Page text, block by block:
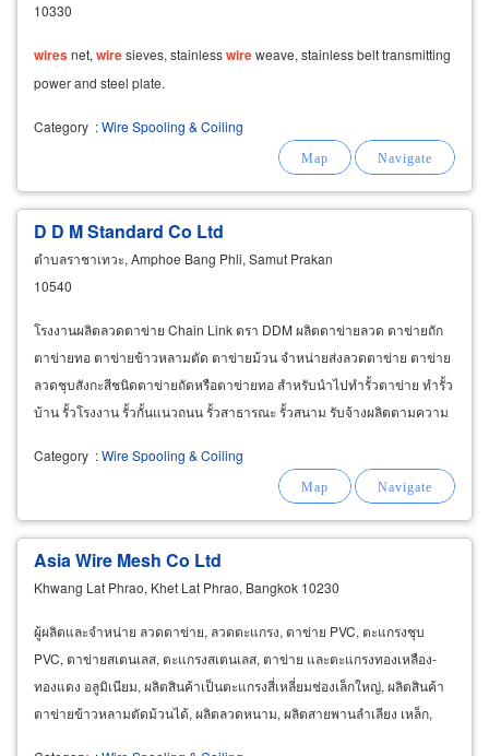
10330
wiresnet, wiresieves, stainlesswireweave, stainless belt transmitting
power and steel plate.
Category :Wire Spooling & Coiling
D D M Standard Co Ltd
ตำบลราชาเทวะ, Amphoe Bang Phli, Samut Prakan
10540
โรงงานผลิตลวดตาข่าย Chain Link ตรา DDM ผลิตตาข่ายลวด ตาข่ายถัก
ตาข่ายทอ ตาข่ายข้าวหลามตัด ตาข่ายม้วน จำหน่ายส่งลวดตาข่าย ตาข่าย
ลวดชุบสังกะสีชนิดตาข่ายถัดหรือตาข่ายทอ สำหรับนำไปทำรั้วตาข่าย ทำรั้ว
บ้าน รั้วโรงงาน รั้วกั้นแนวถนน รั้วสาธารณะ รั้วสนาม รับจ้างผลิตตามความ
Category :Wire Spooling & Coiling
Asia Wire Mesh Co Ltd
Khwang Lat Phrao, Khet Lat Phrao, Bangkok 10230
ผู้ผลิตและจำหน่าย ลวดตาข่าย, ลวดตะแกรง, ตาข่าย PVC, ตะแกรงชุบ
PVC, ตาข่ายสเตนเลส, ตะแกรงสเตนเลส, ตาข่าย และตะแกรงทองเหลือง-
ทองแดง อลูมิเนียม, ผลิตสินค้าเป็นตะแกรงสี่เหลี่ยมช่องเล็กใหญ่, ผลิตสินค้า
ตาข่ายข้าวหลามตัดม้วนได้, ผลิตลวดหนาม, ผลิตสายพานลำเลียง เหล็ก,